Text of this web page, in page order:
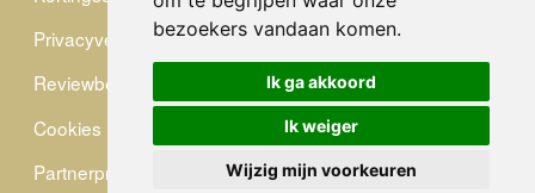
bezoekers vandaan komen.
Ik ga akkoord
Ik weiger
Wijzig mijn voorkeuren
Privacyverklaring
Reviewbeleid
Cookies
Partnerprogramma